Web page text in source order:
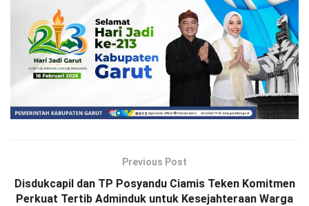
Previous Post
Disdukcapil dan TP Posyandu Ciamis Teken Komitmen
Perkuat Tertib Adminduk untuk Kesejahteraan Warga